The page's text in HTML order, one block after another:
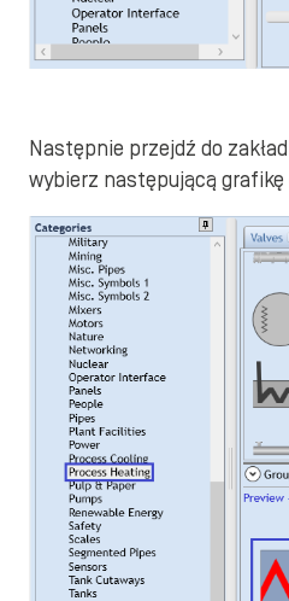
Następnie przejdź do
wybierz następującą grafikę